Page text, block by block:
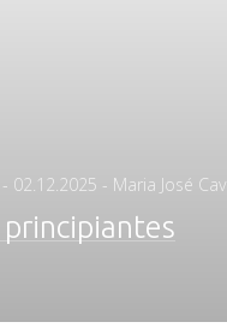
- Posted
02.12.2025 - Maria José